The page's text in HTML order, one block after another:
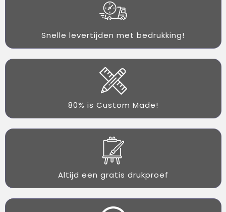
Snelle levertijden met bedrukking!
80% is Custom Made!
Altijd een gratis drukproef